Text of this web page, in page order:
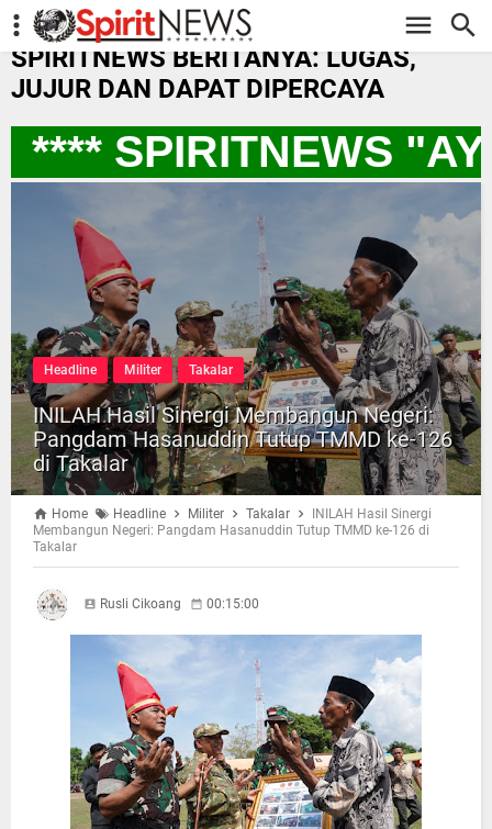
-->
SPIRITNEWS BERITANYA: LUGAS,
JUJUR DAN DAPAT DIPERCAYA
SPIRITNEWS
Headline Militer Takalar
INILAH Hasil Sinergi Membangun Negeri:
Pangdam Hasanuddin Tutup TMMD ke-126
di Takalar
Home Headline Militer Takalar
INILAH Hasil Sinergi
Membangun Negeri: Pangdam Hasanuddin Tutup TMMD ke-126 di
Takalar
Rusli Cikoang 00:15:00